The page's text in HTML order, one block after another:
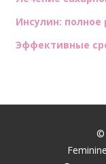
Инсулин: полное
Эффективные
©